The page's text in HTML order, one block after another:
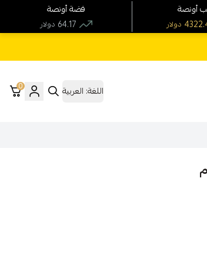
اللغة: العربية 0
فضة أونصة
دولار 64.17
أونصة
دولار